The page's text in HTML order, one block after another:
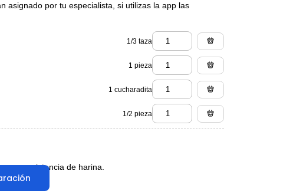
asignado por tu especialista, si utilizas la app las
1/3 taza
1 pieza
1 cucharadita
1/2 pieza
consistencia de harina.
puré.